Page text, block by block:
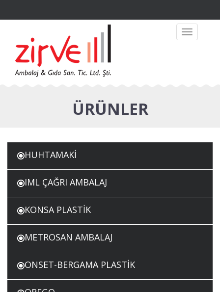
Toggle
navigation
ÜRÜNLER
HUHTAMAKİ
IML ÇAĞRI AMBALAJ
KONSA PLASTİK
METROSAN AMBALAJ
ONSET-BERGAMA PLASTİK